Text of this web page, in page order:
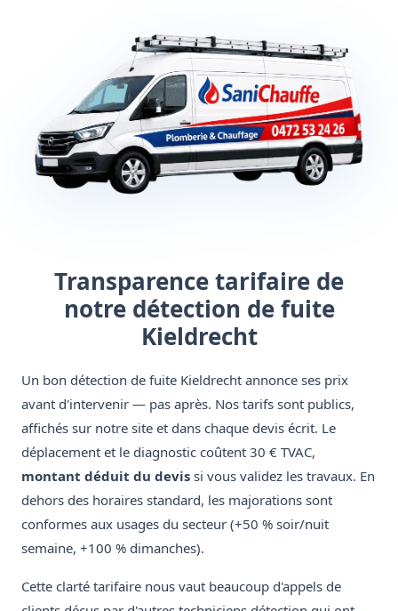
Transparence tarifaire de
notre détection de fuite
Kieldrecht
Un bon détection de fuite Kieldrecht annonce ses prix
avant d'intervenir — pas après. Nos tarifs sont publics,
affichés sur notre site et dans chaque devis écrit. Le
déplacement et le diagnostic coûtent 30 € TVAC,
montant déduit du devis si vous validez les travaux. En
dehors des horaires standard, les majorations sont
conformes aux usages du secteur (+50 % soir/nuit
semaine, +100 % dimanches).
Cette clarté tarifaire nous vaut beaucoup d'appels de